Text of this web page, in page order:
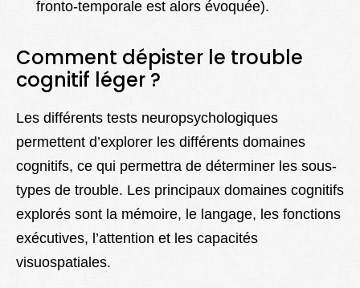
fronto-temporale est alors évoquée).
Comment dépister le trouble
cognitif léger ?
Les différents tests neuropsychologiques
permettent d’explorer les différents domaines
cognitifs, ce qui permettra de déterminer les sous-
types de trouble. Les principaux domaines cognitifs
explorés sont la mémoire, le langage, les fonctions
exécutives, l’attention et les capacités
visuospatiales.